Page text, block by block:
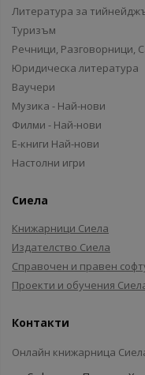
Литература за
Туризъм
Речници, Разговорници,
Юридическа литература
Ваучери
Музика - Най-нови
Филми - Най-нови
Е-книги Най-нови
Настолни игри
Сиела
Книжарници Сиела
Издателство Сиела
Справочен и правен
Проекти и обучения
Контакти
Онлайн книжарница